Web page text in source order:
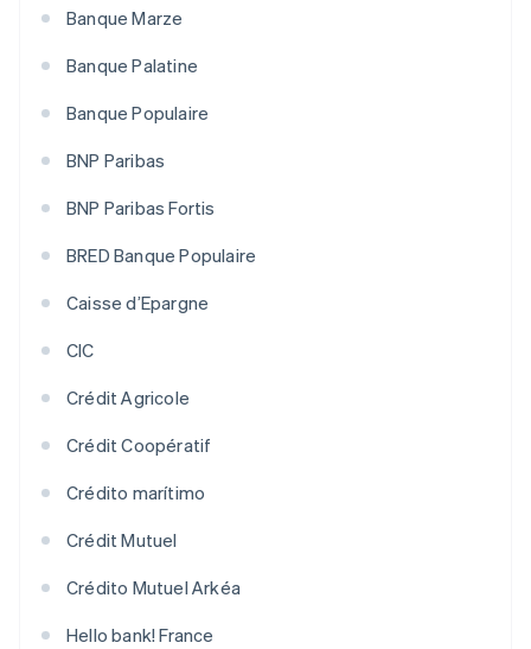
Banque Marze
Banque Palatine
Banque Populaire
BNP Paribas
BNP Paribas Fortis
BRED Banque Populaire
Caisse d’Epargne
CIC
Crédit Agricole
Crédit Coopératif
Crédito marítimo
Crédit Mutuel
Crédito Mutuel Arkéa
Hello bank! France